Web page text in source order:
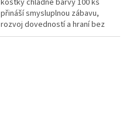
kostky chladné barvy 100 ks
přináší smysluplnou zábavu,
rozvoj dovedností a hraní bez
obrazovek.